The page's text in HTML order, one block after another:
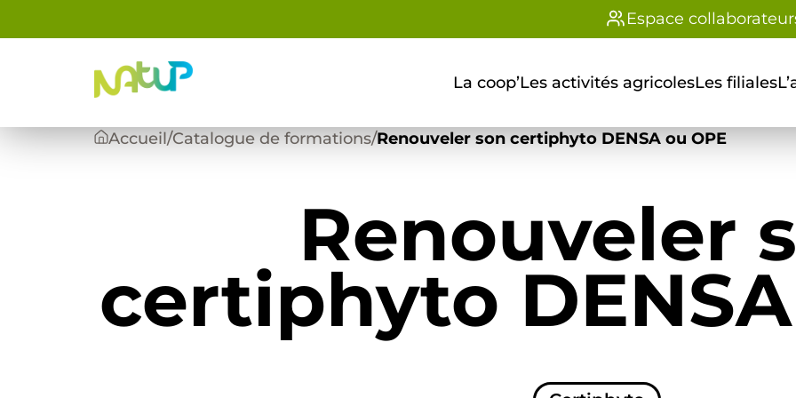
Espace
La coop’Les activités agricolesLes filiales
Accueil/Catalogue de formations/Renouveler son certiphyto DENSA ou OPE
Renouveler
certiphyto